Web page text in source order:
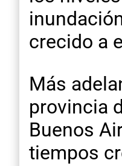
crecido a
Más
provincia
Buenos
tiempos